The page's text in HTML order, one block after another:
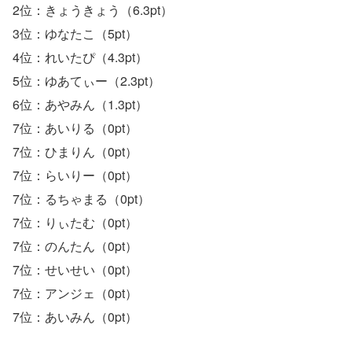
2位：きょうきょう（6.3pt）
3位：ゆなたこ（5pt）
4位：れいたぴ（4.3pt）
5位：ゆあてぃー（2.3pt）
6位：あやみん（1.3pt）
7位：あいりる（0pt）
7位：ひまりん（0pt）
7位：らいりー（0pt）
7位：るちゃまる（0pt）
7位：りぃたむ（0pt）
7位：のんたん（0pt）
7位：せいせい（0pt）
7位：アンジェ（0pt）
7位：あいみん（0pt）